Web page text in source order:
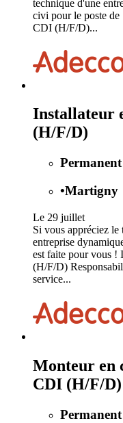
technique d'une
civi pour le poste
CDI (H/F/D)...
Installateur
(H/F/D)
Permanent
•Martigny
Le 29 juillet
Si vous appréciez
entreprise
est faite pour vous !
(H/F/D)
service...
Monteur en
CDI (H/F/D)
Permanent